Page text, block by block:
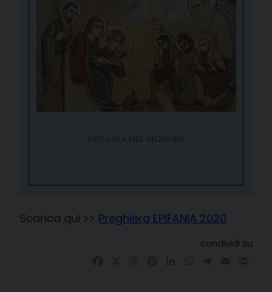
Scarica qui >> Preghiera EPIFANIA 2020
condividi su